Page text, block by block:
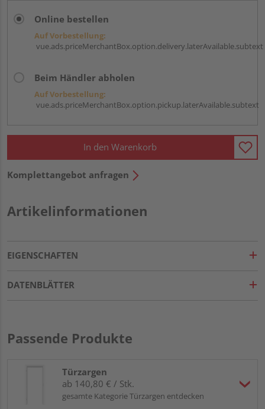
Online bestellen
Auf Vorbestellung:
vue.ads.priceMerchantBox.option.delivery.laterAvailable.subtext
Beim Händler abholen
Auf Vorbestellung:
vue.ads.priceMerchantBox.option.pickup.laterAvailable.subtext
In den Warenkorb
Komplettangebot anfragen
Artikelinformationen
EIGENSCHAFTEN
DATENBLÄTTER
Passende Produkte
Türzargen
ab 140,80 € / Stk.
gesamte Kategorie Türzargen entdecken